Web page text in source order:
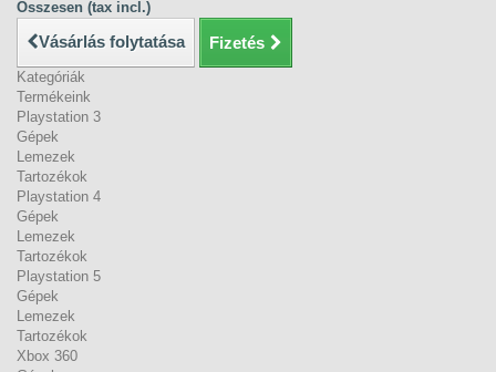
Összesen (tax incl.)
Vásárlás folytatása Fizetés
Kategóriák
Termékeink
Playstation 3
Gépek
Lemezek
Tartozékok
Playstation 4
Gépek
Lemezek
Tartozékok
Playstation 5
Gépek
Lemezek
Tartozékok
Xbox 360